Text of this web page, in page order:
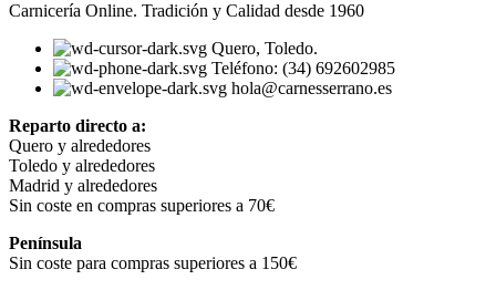
Carnicería Online. Tradición y Calidad desde 1960
Quero, Toledo.
Teléfono: (34) 692602985
hola@carnesserrano.es
Reparto directo a:
Quero y alrededores
Toledo y alrededores
Madrid y alrededores
Sin coste en compras superiores a 70€
Península
Sin coste para compras superiores a 150€